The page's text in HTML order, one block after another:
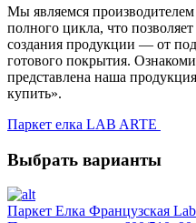
Мы являемся
полного цикла, что
создания продукции — от
готового покрытия.
представлена наша
купить».
Паркет елка LAB ARTE
Выбрать варианты
Паркет Елка Французская